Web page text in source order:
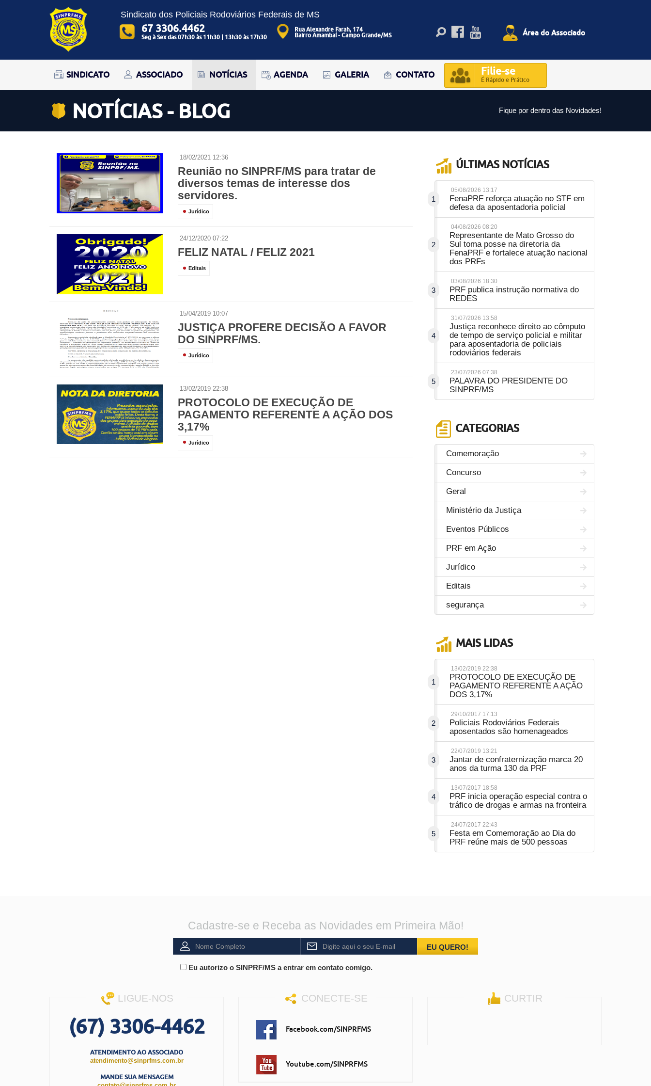
Sindicato dos Policiais Rodoviários Federais de MS
67 3306.4462
Seg à Sex das 07h30 às 11h30 | 13h30 às 17h30
Rua Alexandre Farah, 174
Bairro Amambaí - Campo Grande/MS
Área do Associado
SINDICATO ASSOCIADO NOTÍCIAS AGENDA GALERIA CONTATO Filie-se
É Rápido e Prático
NOTÍCIAS - BLOG Fique por dentro das Novidades!
18/02/2021 12:36
Reunião no SINPRF/MS para tratar de
diversos temas de interesse dos
servidores.
Jurídico
24/12/2020 07:22
FELIZ NATAL / FELIZ 2021
Editais
15/04/2019 10:07
JUSTIÇA PROFERE DECISÃO A FAVOR
DO SINPRF/MS.
Jurídico
13/02/2019 22:38
PROTOCOLO DE EXECUÇÃO DE
PAGAMENTO REFERENTE A AÇÃO DOS
3,17%
Jurídico
ÚLTIMAS NOTÍCIAS
1
05/08/2026 13:17
FenaPRF reforça atuação no STF em
defesa da aposentadoria policial
2
04/08/2026 08:20
Representante de Mato Grosso do
Sul toma posse na diretoria da
FenaPRF e fortalece atuação nacional
dos PRFs
3
03/08/2026 18:30
PRF publica instrução normativa do
REDES
4
31/07/2026 13:58
Justiça reconhece direito ao cômputo
de tempo de serviço policial e militar
para aposentadoria de policiais
rodoviários federais
5
23/07/2026 07:38
PALAVRA DO PRESIDENTE DO
SINPRF/MS
CATEGORIAS
Comemoração
Concurso
Geral
Ministério da Justiça
Eventos Públicos
PRF em Ação
Jurídico
Editais
segurança
MAIS LIDAS
1
13/02/2019 22:38
PROTOCOLO DE EXECUÇÃO DE
PAGAMENTO REFERENTE A AÇÃO
DOS 3,17%
2
29/10/2017 17:13
Policiais Rodoviários Federais
aposentados são homenageados
3
22/07/2019 13:21
Jantar de confraternização marca 20
anos da turma 130 da PRF
4
13/07/2017 18:58
PRF inicia operação especial contra o
tráfico de drogas e armas na fronteira
5
24/07/2017 22:43
Festa em Comemoração ao Dia do
PRF reúne mais de 500 pessoas
Cadastre-se e Receba as Novidades em Primeira Mão!
EU QUERO!
Eu autorizo o SINPRF/MS a entrar em contato comigo.
LIGUE-NOS
(67) 3306-4462
ATENDIMENTO AO ASSOCIADO
atendimento@sinprfms.com.br
MANDE SUA MENSAGEM
CONECTE-SE
Facebook.com/SINPRFMS
Youtube.com/SINPRFMS
CURTIR